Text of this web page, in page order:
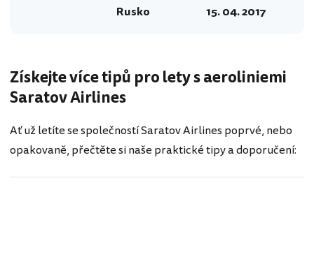
Rusko 15. 04. 2017
Získejte více tipů pro lety s aeroliniemi
Saratov Airlines
Ať už letíte se společností Saratov Airlines poprvé, nebo
opakovaně, přečtěte si naše praktické tipy a doporučení: